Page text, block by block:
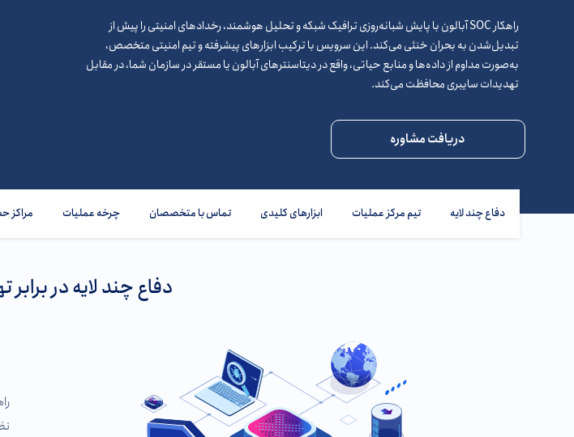
راهکار SOC آبالون با پایش شبانه‌روزی ترافیک شبکه و تحلیل هوشمند، رخدادهای امنیتی را پیش از
تبدیل‌شدن به بحران خنثی می‌کند. این سرویس با ترکیب ابزارهای پیشرفته و تیم امنیتی متخصص،
به‌صورت مداوم از داده‌ها و منابع حیاتی،‌ واقع در دیتاسنترهای آبالون یا مستقر در سازمان شما،‌ در مقابل
تهدیدات سایبری محافظت می‌کند.
دریافت مشاوره
دفاع چند لایه تیم مرکز عملیات ابزارهای کلیدی تماس با متخصصان چرخه عملیات مراکز
دفاع چند لایه در